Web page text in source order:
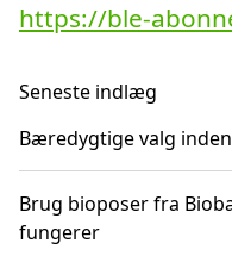
https://ble-
Seneste indlæg
Bæredygtige valg
Brug bioposer fra
fungerer